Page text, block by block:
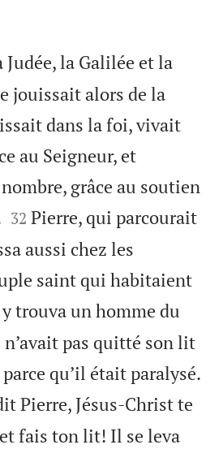
la Galilée et la
jouissait alors de la
dans la foi, vivait
au Seigneur, et
grâce au soutien


32 Pierre, qui parcourait
aussi chez les
saint qui habitaient
trouva un homme du
n’avait pas quitté son lit
qu’il était paralysé.
Pierre, Jésus-Christ te
fais ton lit! Il se leva